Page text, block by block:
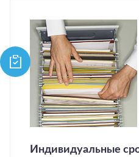
Индивидуальные